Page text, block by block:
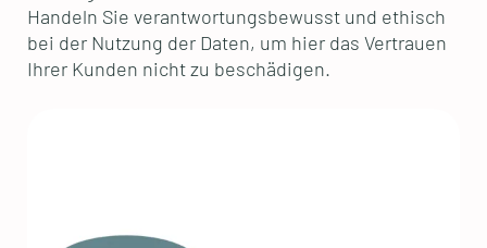
Handeln Sie verantwortungsbewusst und ethisch
bei der Nutzung der Daten, um hier das Vertrauen
Ihrer Kunden nicht zu beschädigen.